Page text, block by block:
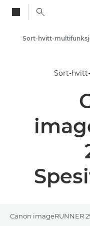
Løsninger og tjenester
Produkter og
Sort-
Canon imageRUNNER